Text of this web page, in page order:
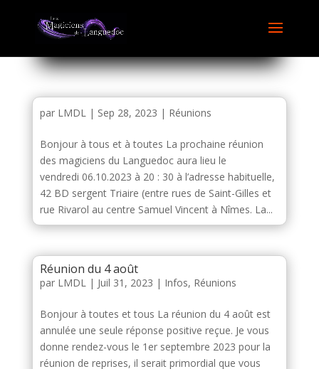
par LMDL| Sep 28, 2023 | Réunions
Bonjour à tous et à toutes La prochaine réunion
des magiciens du Languedoc aura lieu le
vendredi 06.10.2023 à 20 : 30 à l’adresse habituelle,
42 BD sergent Triaire (entre rues de Saint-Gilles et
rue Rivarol au centre Samuel Vincent à Nîmes. La...
Réunion du 4 août
par LMDL| Juil 31, 2023 | Infos, Réunions
Bonjour à toutes et tous La réunion du 4 août est
annulée une seule réponse positive reçue. Je vous
donne rendez-vous le 1er septembre 2023 pour la
réunion de reprises, il serait primordial que vous